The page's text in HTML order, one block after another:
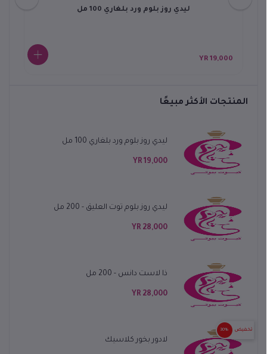
ليدي روز بلوم ورد بلغاري 100 مل
19,000 YR
المنتجات الأكثر مبيعًا
ليدي روز بلوم ورد بلغاري 100 مل
19,000 YR
ليدي روز بلوم توت العليق - 200 مل
28,000 YR
ذا لاست دانس - 200 مل
28,000 YR
تخفيض
لادور بخور كلاسيك